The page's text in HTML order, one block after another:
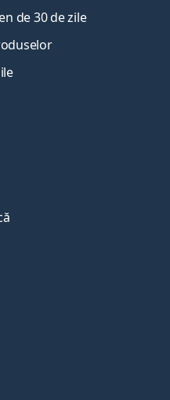
de 30 de zile